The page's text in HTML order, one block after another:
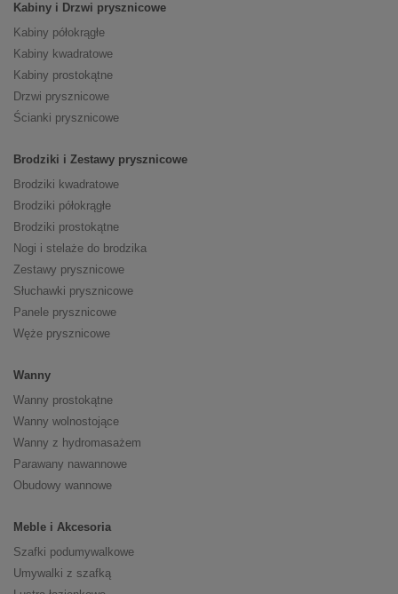
Kabiny i Drzwi prysznicowe
Kabiny półokrągłe
Kabiny kwadratowe
Kabiny prostokątne
Drzwi prysznicowe
Ścianki prysznicowe
Brodziki i Zestawy prysznicowe
Brodziki kwadratowe
Brodziki półokrągłe
Brodziki prostokątne
Nogi i stelaże do brodzika
Zestawy prysznicowe
Słuchawki prysznicowe
Panele prysznicowe
Węże prysznicowe
Wanny
Wanny prostokątne
Wanny wolnostojące
Wanny z hydromasażem
Parawany nawannowe
Obudowy wannowe
Meble i Akcesoria
Szafki podumywalkowe
Umywalki z szafką